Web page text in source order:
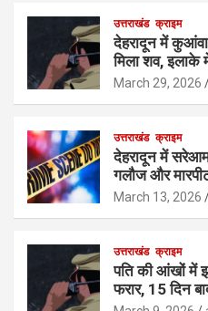
उत्तराखंड क्राइम
देहरादून में
मिला शव,
March 29, 2026
उत्तराखंड क्राइम
देहरादून में सरेआम
गलौज और
March 13, 2026
उत्तराखंड क्राइम
पति की आंखों में
फरार, 15 दिन